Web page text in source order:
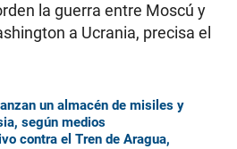
la guerra entre Moscú y
a Ucrania, precisa el
un almacén de misiles y
según medios
contra el Tren de Aragua,